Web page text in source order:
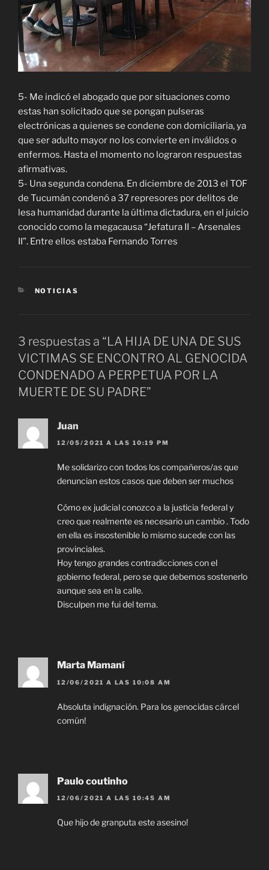
5- Me indicó el abogado que por situaciones como
estas han solicitado que se pongan pulseras
electrónicas a quienes se condene con domiciliaria, ya
que ser adulto mayor no los convierte en inválidos o
enfermos. Hasta el momento no lograron respuestas
afirmativas.
5- Una segunda condena. En diciembre de 2013 el TOF
de Tucumán condenó a 37 represores por delitos de
lesa humanidad durante la última dictadura, en el juicio
conocido como la megacausa “Jefatura II – Arsenales
II”. Entre ellos estaba Fernando Torres
CATEGORÍAS
NOTICIAS
3 respuestas a “LA HIJA DE UNA DE SUS
VICTIMAS SE ENCONTRO AL GENOCIDA
CONDENADO A PERPETUA POR LA
MUERTE DE SU PADRE”
Juan
12/05/2021 A LAS 10:19 PM
Me solidarizo con todos los compañeros/as que
denuncian estos casos que deben ser muchos
Cómo ex judicial conozco a la justicia federal y
creo que realmente es necesario un cambio . Todo
en ella es insostenible lo mismo sucede con las
provinciales.
Hoy tengo grandes contradicciones con el
gobierno federal, pero se que debemos sostenerlo
aunque sea en la calle.
Disculpen me fui del tema.
Marta Mamaní
12/06/2021 A LAS 10:08 AM
Absoluta indignación. Para los genocidas cárcel
común!
Paulo coutinho
12/06/2021 A LAS 10:45 AM
Que hijo de granputa este asesino!